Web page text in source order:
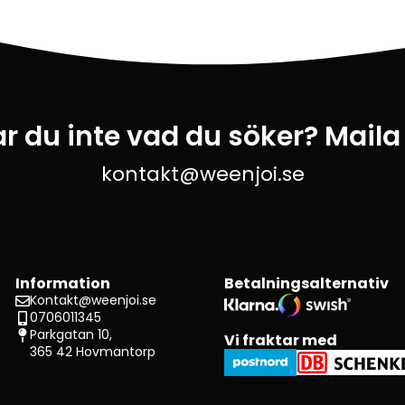
du inte vad du söker?
kontakt@weenjoi.se
Information
Kontakt@weenjoi.se
0706011345
Parkgatan 10,
365 42 Hovmantorp
Betalningsalternativ
Vi fraktar med